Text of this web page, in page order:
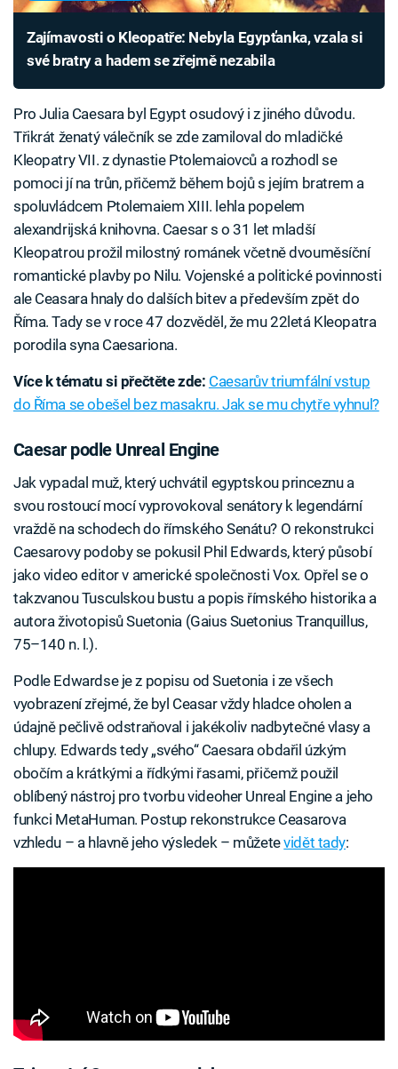
Zajímavosti o Kleopatře: Nebyla Egypťanka, vzala si
své bratry a hadem se zřejmě nezabila
Pro Julia Caesara byl Egypt osudový i z jiného důvodu.
Třikrát ženatý válečník se zde zamiloval do mladičké
Kleopatry VII. z dynastie Ptolemaiovců a rozhodl se
pomoci jí na trůn, přičemž během bojů s jejím bratrem a
spoluvládcem Ptolemaiem XIII. lehla popelem
alexandrijská knihovna. Caesar s o 31 let mladší
Kleopatrou prožil milostný románek včetně dvouměsíční
romantické plavby po Nilu. Vojenské a politické povinnosti
ale Ceasara hnaly do dalších bitev a především zpět do
Říma. Tady se v roce 47 dozvěděl, že mu 22letá Kleopatra
porodila syna Caesariona.
Více k tématu si přečtěte zde: Caesarův triumfální vstup
do Říma se obešel bez masakru. Jak se mu chytře vyhnul?
Caesar podle Unreal Engine
Jak vypadal muž, který uchvátil egyptskou princeznu a
svou rostoucí mocí vyprovokoval senátory k legendární
vraždě na schodech do římského Senátu? O rekonstrukci
Caesarovy podoby se pokusil Phil Edwards, který působí
jako video editor v americké společnosti Vox. Opřel se o
takzvanou Tusculskou bustu a popis římského historika a
autora životopisů Suetonia (Gaius Suetonius Tranquillus,
75–140 n. l.).
Podle Edwardse je z popisu od Suetonia i ze všech
vyobrazení zřejmé, že byl Ceasar vždy hladce oholen a
údajně pečlivě odstraňoval i jakékoliv nadbytečné vlasy a
chlupy. Edwards tedy „svého“ Caesara obdařil úzkým
obočím a krátkými a řídkými řasami, přičemž použil
oblíbený nástroj pro tvorbu videoher Unreal Engine a jeho
funkci MetaHuman. Postup rekonstrukce Ceasarova
vzhledu – a hlavně jeho výsledek – můžetevidět tady: